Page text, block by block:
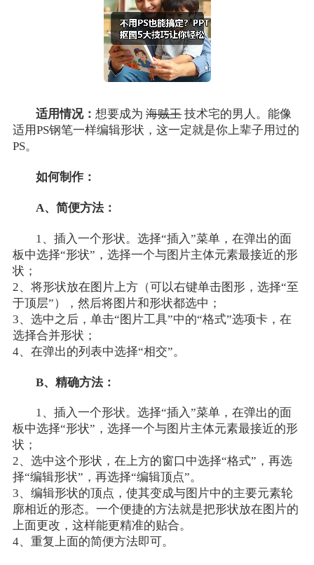
适用情况：想要成为海贼王技术宅的男人。能像
适用PS钢笔一样编辑形状，这一定就是你上辈子用过的
PS。
如何制作：
A、简便方法：
1、插入一个形状。选择“插入”菜单，在弹出的面
板中选择“形状”，选择一个与图片主体元素最接近的形
状；
2、将形状放在图片上方（可以右键单击图形，选择“至
于顶层”），然后将图片和形状都选中；
3、选中之后，单击“图片工具”中的“格式”选项卡，在
选择合并形状；
4、在弹出的列表中选择“相交”。
B、精确方法：
1、插入一个形状。选择“插入”菜单，在弹出的面
板中选择“形状”，选择一个与图片主体元素最接近的形
状；
2、选中这个形状，在上方的窗口中选择“格式”，再选
择“编辑形状”，再选择“编辑顶点”。
3、编辑形状的顶点，使其变成与图片中的主要元素轮
廓相近的形态。一个便捷的方法就是把形状放在图片的
上面更改，这样能更精准的贴合。
4、重复上面的简便方法即可。